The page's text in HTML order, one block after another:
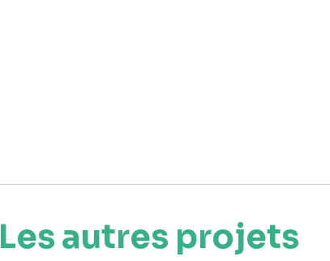
Les autres projets